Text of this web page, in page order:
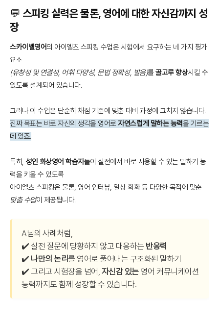
💬 스피킹 실력은 물론, 영어에 대한 자신감까지 성
장
스카이벨영어의 아이엘츠 스피킹 수업은 시험에서 요구하는 네 가지 평가
요소
(유창성 및 연결성, 어휘 다양성, 문법 정확성, 발음)를골고루 향상시킬 수
있도록 설계되어 있습니다.
그러나 이 수업은 단순히 채점 기준에 맞춘 대비 과정에 그치지 않습니다.
진짜 목표는 바로 자신의 생각을 영어로자연스럽게 말하는 능력을 기르는
데 있죠.
특히, 성인 화상영어 학습자들이 실전에서 바로 사용할 수 있는 말하기 능
력을 키울 수 있도록
아이엘츠 스피킹은 물론, 영어 인터뷰, 일상 회화 등 다양한 목적에 맞춘
맞춤 수업이 제공됩니다.
A님의 사례처럼,
✔️ 실전 질문에 당황하지 않고 대응하는 반응력
✔️ 나만의 논리를 영어로 풀어내는 구조화된 말하기
✔️ 그리고 시험장을 넘어, 자신감 있는 영어 커뮤니케이션
능력까지도 함께 성장할 수 있습니다.